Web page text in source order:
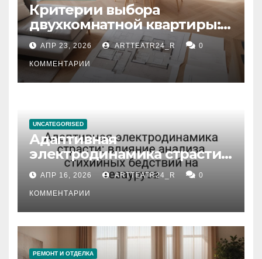
Критерии выбора
двухкомнатной квартиры:
планировка, площадь,
состояние и документация
АПР 23, 2026 ARTTEATR24_R 0
КОММЕНТАРИИ
UNCATEGORISED
Адаптивная
электродинамика страсти:
влияние анализа
стихийных бедствий на
тезауруса
АПР 16, 2026 ARTTEATR24_R 0
КОММЕНТАРИИ
РЕМОНТ И ОТДЕЛКА